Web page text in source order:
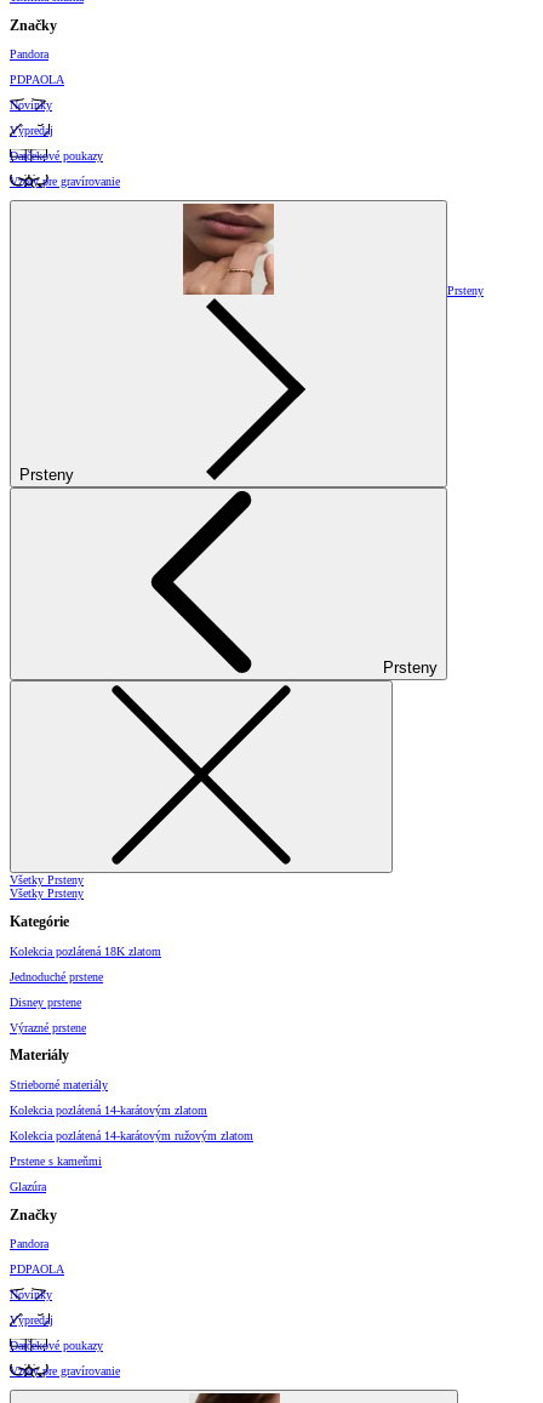
Značky
Pandora
PDPAOLA
Novinky
Výpredaj
Darčekové poukazy
Vzory pre gravírovanie
Prsteny
Prsteny
Prsteny
Všetky Prsteny
Všetky Prsteny
Kategórie
Kolekcia pozlátená 18K zlatom
Jednoduché prstene
Disney prstene
Výrazné prstene
Materiály
Strieborné materiály
Kolekcia pozlátená 14-karátovým zlatom
Kolekcia pozlátená 14-karátovým ružovým zlatom
Prstene s kameňmi
Glazúra
Značky
Pandora
PDPAOLA
Novinky
Výpredaj
Darčekové poukazy
Vzory pre gravírovanie